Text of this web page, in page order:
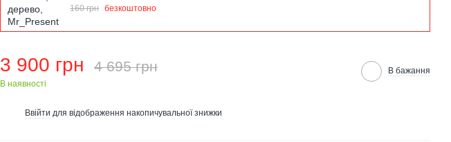
160 грн безкоштовно
3 900 грн 4 695 грн
В наявності
В бажання
Ввійти для відображення накопичувальної знижки